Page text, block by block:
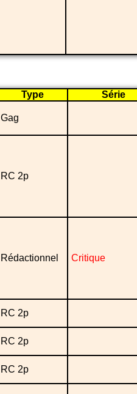
Type Série
Gag
RC 2p
Rédactionnel Critique
RC 2p
RC 2p
RC 2p